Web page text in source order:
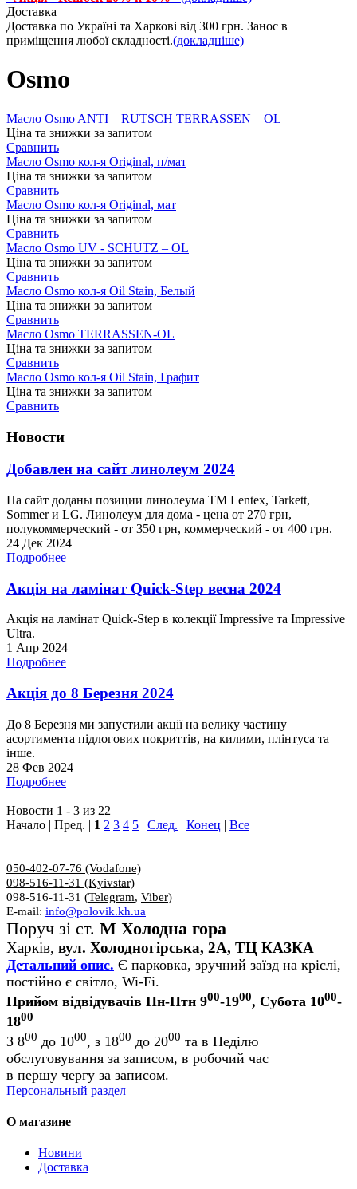
Доставка
Доставка по Україні та Харкові від 300 грн. Занос в
приміщення любої складності.(докладніше)
Osmo
Масло Osmo ANTI – RUTSCH TERRASSEN – OL
Ціна та знижки за запитом
Сравнить
Масло Osmo кол-я Original, п/мат
Ціна та знижки за запитом
Сравнить
Масло Osmo кол-я Original, мат
Ціна та знижки за запитом
Сравнить
Масло Osmo UV - SCHUTZ – OL
Ціна та знижки за запитом
Сравнить
Масло Osmo кол-я Oil Stain, Белый
Ціна та знижки за запитом
Сравнить
Масло Osmo TERRASSEN-OL
Ціна та знижки за запитом
Сравнить
Масло Osmo кол-я Oil Stain, Графит
Ціна та знижки за запитом
Сравнить
Новости
Добавлен на сайт линолеум 2024
На сайт доданы позиции линолеума ТМ Lentex, Tarkett,
Sommer и LG. Линолеум для дома - цена от 270 грн,
полукоммерческий - от 350 грн, коммерческий - от 400 грн.
24 Дек 2024
Подробнее
Акція на ламінат Quick-Step весна 2024
Акція на ламінат Quick-Step в колекції Impressive та Impressive
Ultra.
1 Апр 2024
Подробнее
Акція до 8 Березня 2024
До 8 Березня ми запустили акції на велику частину
асортимента підлогових покриттів, на килими, плінтуса та
інше.
28 Фев 2024
Подробнее
Новости 1 - 3 из 22
Начало | Пред. | 1 2 3 4 5 | След. | Конец | Все
050-402-07-76 (Vodafone)
098-516-11-31 (Kyivstar)
098-516-11-31 (Telegram, Viber)
E-mail: info@polovik.kh.ua
Поруч зі ст. М Холодна гора
Харків, вул. Холодногірська, 2А, ТЦ КАЗКА
Детальний опис. Є парковка, зручний заїзд на кріслі,
постійно є світло, Wi-Fi.
Прийом відвідувачів Пн-Птн 900-1900, Субота 1000-
1800
З 800 до 1000, з 1800 до 2000 та в Неділю
обслуговування за записом, в робочий час
в першу чергу за записом.
Персональный раздел
О магазине
Новини
Доставка